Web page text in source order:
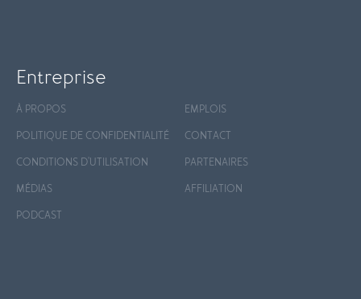
Entreprise
À PROPOS
POLITIQUE DE CONFIDENTIALITÉ
CONDITIONS D'UTILISATION
MÉDIAS
PODCAST
EMPLOIS
CONTACT
PARTENAIRES
AFFILIATION